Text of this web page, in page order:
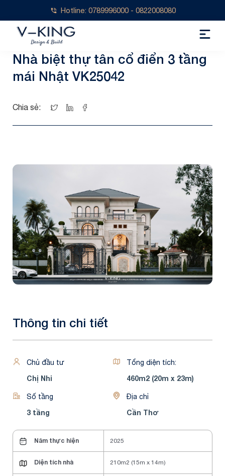
Hotline: 0789996000 - 0822008080
Nhà biệt thự tân cổ điển 3 tầng
mái Nhật VK25042
Chia sẻ:
Thông tin chi tiết
Chủ đầu tư
Chị Nhi
Tổng diện tích:
460m2 (20m x 23m)
Số tầng
3 tầng
Địa chỉ
Cần Thơ
Năm thực hiện 2025
Diện tích nhà 210m2 (15m x 14m)